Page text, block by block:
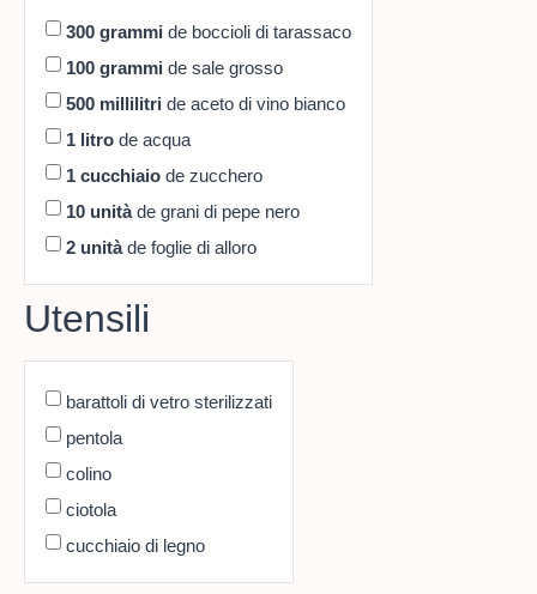
300 grammi de boccioli di tarassaco
100 grammi de sale grosso
500 millilitri de aceto di vino bianco
1 litro de acqua
1 cucchiaio de zucchero
10 unitàde grani di pepe nero
2 unitàde foglie di alloro
Utensili
barattoli di vetro sterilizzati
pentola
colino
ciotola
cucchiaio di legno